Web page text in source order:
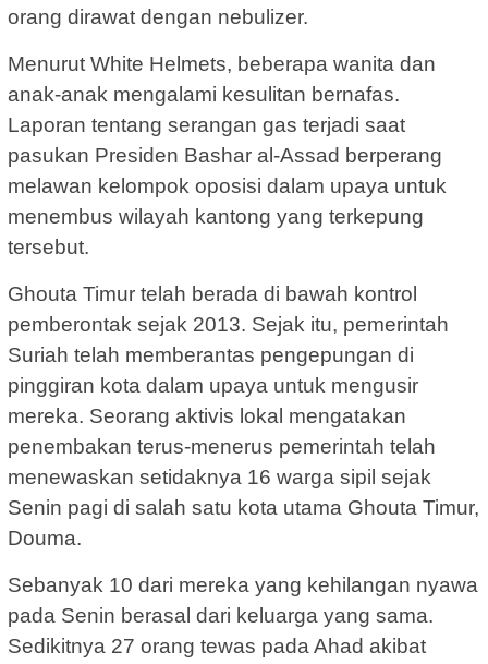
orang dirawat dengan nebulizer.
Menurut White Helmets, beberapa wanita dan
anak-anak mengalami kesulitan bernafas.
Laporan tentang serangan gas terjadi saat
pasukan Presiden Bashar al-Assad berperang
melawan kelompok oposisi dalam upaya untuk
menembus wilayah kantong yang terkepung
tersebut.
Ghouta Timur telah berada di bawah kontrol
pemberontak sejak 2013. Sejak itu, pemerintah
Suriah telah memberantas pengepungan di
pinggiran kota dalam upaya untuk mengusir
mereka. Seorang aktivis lokal mengatakan
penembakan terus-menerus pemerintah telah
menewaskan setidaknya 16 warga sipil sejak
Senin pagi di salah satu kota utama Ghouta Timur,
Douma.
Sebanyak 10 dari mereka yang kehilangan nyawa
pada Senin berasal dari keluarga yang sama.
Sedikitnya 27 orang tewas pada Ahad akibat